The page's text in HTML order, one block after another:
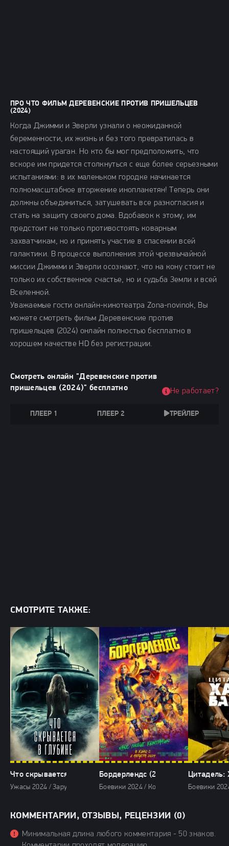
ПРО ЧТО ФИЛЬМ ДЕРЕВЕНСКИЕ ПРОТИВ ПРИШЕЛЬЦЕВ
(2024)
Когда Джимми и Эверли узнали о неожиданной
беременности, их жизнь и без того превратилась в
настоящий ураган. Но кто бы мог предположить, что
вскоре им придется столкнуться с еще более серьезными
испытаниями: в их маленьком городке начинается
полномасштабное вторжение инопланетян! Теперь они
должны объединиться, затушевать все разногласия и
стать на защиту своего дома. Вдобавок к этому, им
предстоит не только противостоять коварным
захватчикам, но и принять участие в спасении всей
галактики. В процессе выполнения этой чрезвычайной
миссии Джимми и Эверли осознают, что на кону стоит не
только их собственное счастье, но и судьба Земли и всей
Вселенной.
Уважаемые гости онлайн-кинотеатра Zona-novinok, Вы
можете смотреть фильм Деревенские против
пришельцев (2024) онлайн полностью бесплатно в
хорошем качестве HD без регистрации.
Смотреть онлайн "Деревенские против
пришельцев (2024)" бесплатно
ПЛЕЕР 1 ПЛЕЕР 2 ТРЕЙЛЕР
Не работает?
СМОТРИТЕ ТАКЖЕ:
Что скрывается в глубине (2024)
Ужасы 2024 / Зарубежные фильмы 2024 / Новинки кино 2024 /
Бордерлендс (2024)
Боевики 2024 / Комедии 2024 /
Цитадель:
Боевики
КОММЕНТАРИИ, ОТЗЫВЫ, РЕЦЕНЗИИ (0)
Минимальная длина любого комментария - 50 знаков.